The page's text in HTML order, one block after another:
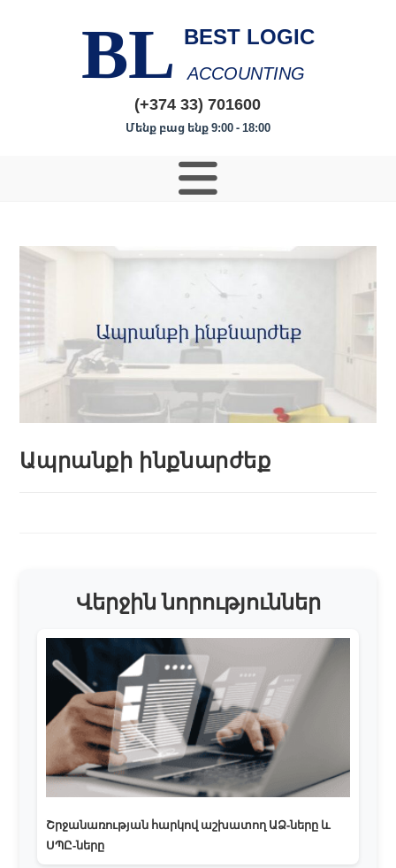
BL BEST LOGIC
ACCOUNTING
(+374 33) 701600
Մենք բաց ենք 9:00 - 18:00
Ապրանքի ինքնարժեք
Վերջին նորություններ
Շրջանառության հարկով աշխատող ԱՁ-ները և
ՍՊԸ-ները